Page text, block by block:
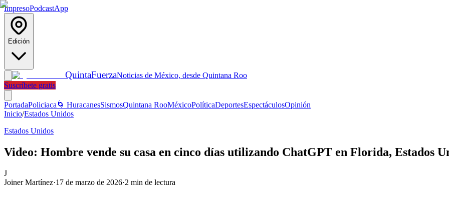
ImpresoPodcastApp
Edición
QuintaFuerzaNoticias de México, desde Quintana Roo
Suscríbete gratis
PortadaPoliciaca 🌀 HuracanesSismosQuintana RooMéxicoPolíticaDeportesEspectáculosOpinión
Inicio/Estados Unidos
Estados Unidos
Video: Hombre vende su casa en cinco días utilizando ChatGPT en Florida, Estados
J
Joiner Martínez·17 de marzo de 2026·2 min de lectura